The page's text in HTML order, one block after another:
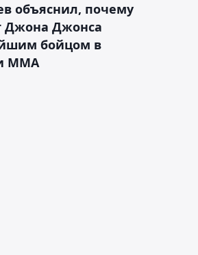
объяснил, почему
Джона Джонса
бойцом в
ММА